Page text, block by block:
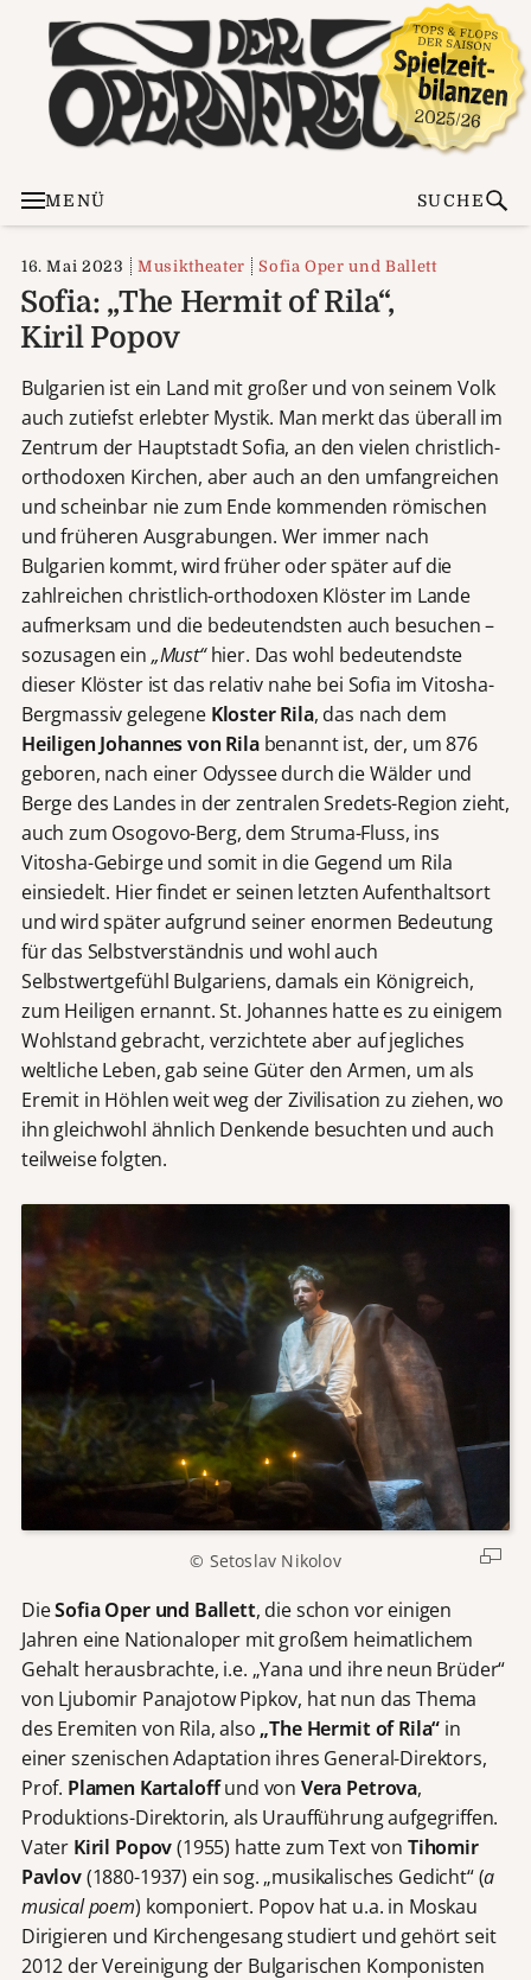
MENÜ SUCHE
16. Mai 2023 Musiktheater Sofia Oper und Ballett
Sofia: „The Hermit of Rila“,
Kiril Popov
Bulgarien ist ein Land mit großer und von seinem Volk
auch zutiefst erlebter Mystik. Man merkt das überall im
Zentrum der Hauptstadt Sofia, an den vielen christlich-
orthodoxen Kirchen, aber auch an den umfangreichen
und scheinbar nie zum Ende kommenden römischen
und früheren Ausgrabungen. Wer immer nach
Bulgarien kommt, wird früher oder später auf die
zahlreichen christlich-orthodoxen Klöster im Lande
aufmerksam und die bedeutendsten auch besuchen –
sozusagen ein „Must“hier. Das wohl bedeutendste
dieser Klöster ist das relativ nahe bei Sofia im Vitosha-
Bergmassiv gelegene Kloster Rila, das nach dem
Heiligen Johannes von Rila benannt ist, der, um 876
geboren, nach einer Odyssee durch die Wälder und
Berge des Landes in der zentralen Sredets-Region zieht,
auch zum Osogovo-Berg, dem Struma-Fluss, ins
Vitosha-Gebirge und somit in die Gegend um Rila
einsiedelt. Hier findet er seinen letzten Aufenthaltsort
und wird später aufgrund seiner enormen Bedeutung
für das Selbstverständnis und wohl auch
Selbstwertgefühl Bulgariens, damals ein Königreich,
zum Heiligen ernannt. St. Johannes hatte es zu einigem
Wohlstand gebracht, verzichtete aber auf jegliches
weltliche Leben, gab seine Güter den Armen, um als
Eremit in Höhlen weit weg der Zivilisation zu ziehen, wo
ihn gleichwohl ähnlich Denkende besuchten und auch
teilweise folgten.
© Setoslav Nikolov
DieSofia Oper und Ballett, die schon vor einigen
Jahren eine Nationaloper mit großem heimatlichem
Gehalt herausbrachte, i.e. „Yana und ihre neun Brüder“
von Ljubomir Panajotow Pipkov, hat nun das Thema
des Eremiten von Rila, also „The Hermit of Rila“ in
einer szenischen Adaptation ihres General-Direktors,
Prof. Plamen Kartaloffund von Vera Petrova,
Produktions-Direktorin, als Uraufführung aufgegriffen.
Vater Kiril Popov(1955) hatte zum Text von Tihomir
Pavlov(1880-1937) ein sog. „musikalisches Gedicht“ (a
musical poem) komponiert. Popov hat u.a. in Moskau
Dirigieren und Kirchengesang studiert und gehört seit
2012 der Vereinigung der Bulgarischen Komponisten